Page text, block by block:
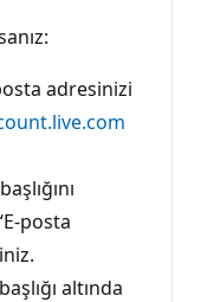
adresinizi
posta
altında